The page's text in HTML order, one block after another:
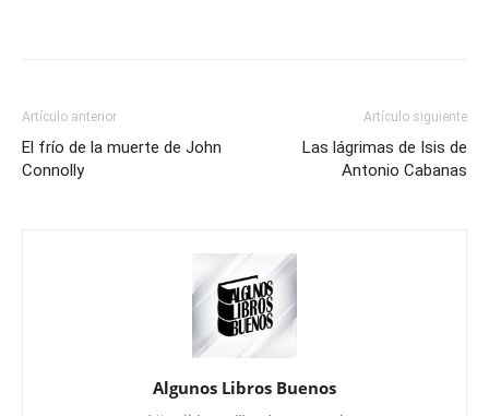
Artículo anterior
El frío de la muerte de John
Connolly
Artículo siguiente
Las lágrimas de Isis de
Antonio Cabanas
Algunos Libros Buenos